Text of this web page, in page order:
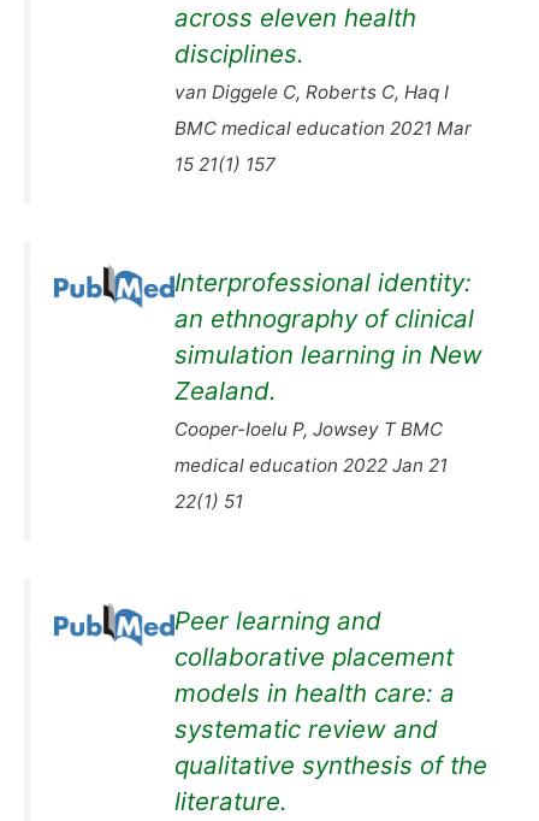
across eleven health
disciplines.
van Diggele C, Roberts C, Haq I
BMC medical education 2021 Mar
15 21(1) 157
Interprofessional identity:
an ethnography of clinical
simulation learning in New
Zealand.
Cooper-Ioelu P, Jowsey T BMC
medical education 2022 Jan 21
22(1) 51
Peer learning and
collaborative placement
models in health care: a
systematic review and
qualitative synthesis of the
literature.